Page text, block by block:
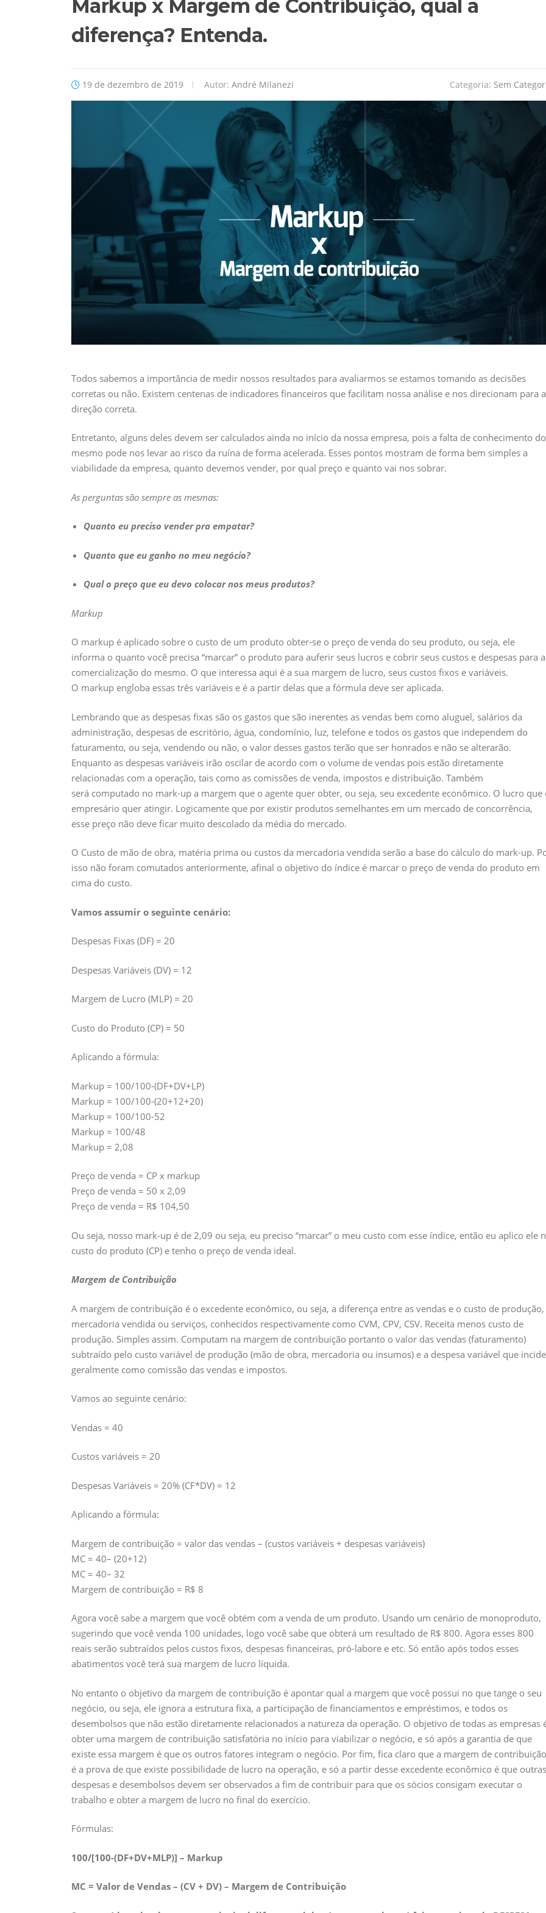
Markup x Margem de Contribuição, qual a
diferença? Entenda.
19 de dezembro de 2019 Autor: André Milanezi Categoria: Sem
Todos sabemos a importância de medir nossos resultados para avaliarmos se estamos tomando as decisões
corretas ou não. Existem centenas de indicadores financeiros que facilitam nossa análise e nos direcionam para a
direção correta.
Entretanto, alguns deles devem ser calculados ainda no início da nossa empresa, pois a falta de conhecimento do
mesmo pode nos levar ao risco da ruína de forma acelerada. Esses pontos mostram de forma bem simples a
viabilidade da empresa, quanto devemos vender, por qual preço e quanto vai nos sobrar.
As perguntas são sempre as mesmas:
Quanto eu preciso vender pra empatar?
Quanto que eu ganho no meu negócio?
Qual o preço que eu devo colocar nos meus produtos?
Markup
O markup é aplicado sobre o custo de um produto obter-se o preço de venda do seu produto, ou seja, ele
informa o quanto você precisa “marcar” o produto para auferir seus lucros e cobrir seus custos e despesas para a
comercialização do mesmo. O que interessa aqui é a sua margem de lucro, seus custos fixos e variáveis.
O markup engloba essas três variáveis e é a partir delas que a fórmula deve ser aplicada.
Lembrando que as despesas fixas são os gastos que são inerentes as vendas bem como aluguel, salários da
administração, despesas de escritório, água, condomínio, luz, telefone e todos os gastos que independem do
faturamento, ou seja, vendendo ou não, o valor desses gastos terão que ser honrados e não se alterarão.
Enquanto as despesas variáveis irão oscilar de acordo com o volume de vendas pois estão diretamente
relacionadas com a operação, tais como as comissões de venda, impostos e distribuição. Também
será computado no mark-up a margem que o agente quer obter, ou seja, seu excedente econômico. O lucro que
empresário quer atingir. Logicamente que por existir produtos semelhantes em um mercado de concorrência,
esse preço não deve ficar muito descolado da média do mercado.
O Custo de mão de obra, matéria prima ou custos da mercadoria vendida serão a base do cálculo do mark-up.
isso não foram comutados anteriormente, afinal o objetivo do índice é marcar o preço de venda do produto em
cima do custo.
Vamos assumir o seguinte cenário:
Despesas Fixas (DF) = 20
Despesas Variáveis (DV) = 12
Margem de Lucro (MLP) = 20
Custo do Produto (CP) = 50
Aplicando a fórmula:
Markup = 100/100-(DF+DV+LP)
Markup = 100/100-(20+12+20)
Markup = 100/100-52
Markup = 100/48
Markup = 2,08
Preço de venda = CP x markup
Preço de venda = 50 x 2,09
Preço de venda = R$ 104,50
Ou seja, nosso mark-up é de 2,09 ou seja, eu preciso “marcar” o meu custo com esse índice, então eu aplico ele
custo do produto (CP) e tenho o preço de venda ideal.
Margem de Contribuição
A margem de contribuição é o excedente econômico, ou seja, a diferença entre as vendas e o custo de produção,
mercadoria vendida ou serviços, conhecidos respectivamente como CVM, CPV, CSV. Receita menos custo de
produção. Simples assim. Computam na margem de contribuição portanto o valor das vendas (faturamento)
subtraído pelo custo variável de produção (mão de obra, mercadoria ou insumos) e a despesa variável que incide
geralmente como comissão das vendas e impostos.
Vamos ao seguinte cenário:
Vendas = 40
Custos variáveis = 20
Despesas Variáveis = 20% (CF*DV) = 12
Aplicando a fórmula:
Margem de contribuição = valor das vendas – (custos variáveis + despesas variáveis)
MC = 40– (20+12)
MC = 40– 32
Margem de contribuição = R$ 8
Agora você sabe a margem que você obtém com a venda de um produto. Usando um cenário de monoproduto,
sugerindo que você venda 100 unidades, logo você sabe que obterá um resultado de R$ 800. Agora esses 800
reais serão subtraídos pelos custos fixos, despesas financeiras, pró-labore e etc. Só então após todos esses
abatimentos você terá sua margem de lucro líquida.
No entanto o objetivo da margem de contribuição é apontar qual a margem que você possui no que tange o seu
negócio, ou seja, ele ignora a estrutura fixa, a participação de financiamentos e empréstimos, e todos os
desembolsos que não estão diretamente relacionados a natureza da operação. O objetivo de todas as empresas
obter uma margem de contribuição satisfatória no início para viabilizar o negócio, e só após a garantia de que
existe essa margem é que os outros fatores integram o negócio. Por fim, fica claro que a margem de contribuição
é a prova de que existe possibilidade de lucro na operação, e só a partir desse excedente econômico é que outras
despesas e desembolsos devem ser observados a fim de contribuir para que os sócios consigam executar o
trabalho e obter a margem de lucro no final do exercício.
Fórmulas:
100/[100-(DF+DV+MLP)] – Markup
MC = Valor de Vendas – (CV + DV) – Margem de Contribuição